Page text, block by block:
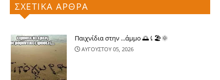
ΣΧΕΤΙΚΑ ΑΡΘΡΑ
Παιχνίδια στην ...άμμο 🌅⤹🏖🌞
ΑΥΓΟΥΣΤΟΥ 05, 2026